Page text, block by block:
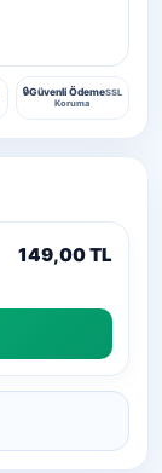
🔒Güvenli ÖdemeSSL
Koruma
149,00 TL